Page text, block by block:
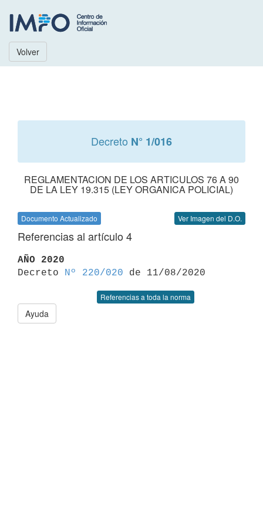
Volver
Decreto N° 1/016
REGLAMENTACION DE LOS ARTICULOS 76 A 90
DE LA LEY 19.315 (LEY ORGANICA POLICIAL)
Documento Actualizado Ver Imagen del D.O.
Referencias al artículo 4
AÑO 2020
Decreto
Nº 220/020
Referencias a toda la norma
Ayuda